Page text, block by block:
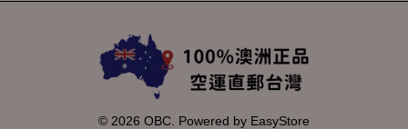
© 2026 OBC. Powered by EasyStore